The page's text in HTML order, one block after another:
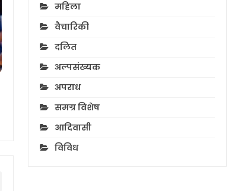
महिला
वैचारिकी
दलित
अल्पसंख्यक
अपराध
समग्र विशेष
आदिवासी
विविध